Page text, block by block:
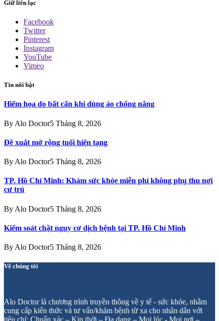
Giữ liên lạc
Facebook
Twitter
Pinterest
Instagram
YouTube
Vimeo
Tin nổi bật
Hiểm họa do bất cẩn khi dùng áo chống nắng
By Alo Doctor5 Tháng 8, 2026
Đề xuất mở rộng tuổi hiến tạng
By Alo Doctor5 Tháng 8, 2026
TP. Hồ Chí Minh: Khám sức khỏe miễn phí không phụ thu nơi
cư trú
By Alo Doctor5 Tháng 8, 2026
Kiểm soát chặt nguy cơ dịch bệnh tại TP. Hồ Chí Minh
By Alo Doctor5 Tháng 8, 2026
Về chúng tôi
Alo Doctor là chương trình truyền thông về y tế - sức khỏe, nhằm
cung cấp kiến thức và tư vấn/khám bệnh từ xa cho nhân dân với